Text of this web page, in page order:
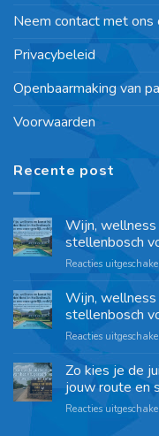
Neem contact met ons
Privacybeleid
Openbaarmaking van
Voorwaarden
Recente post
Wijn, wellness
stellenbosch
Reacties
Wijn, wellness
stellenbosch
Reacties
Zo kies je de
jouw route en
Reacties